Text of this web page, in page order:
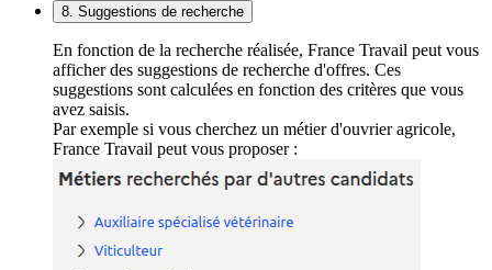
8. Suggestions de recherche
En fonction de la recherche réalisée, France Travail peut vous
afficher des suggestions de recherche d'offres. Ces
suggestions sont calculées en fonction des critères que vous
avez saisis.
Par exemple si vous cherchez un métier d'ouvrier agricole,
France Travail peut vous proposer :